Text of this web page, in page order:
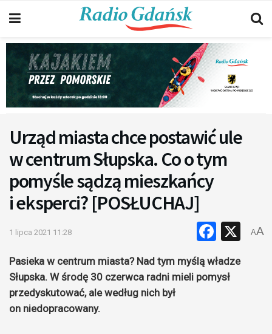
Urząd miasta chce postawić ule
w centrum Słupska. Co o tym
pomyśle sądzą mieszkańcy
i eksperci? [POSŁUCHAJ]
1 lipca 2021 11:28 X
AA
Pasieka w centrum miasta? Nad tym myślą władze
Słupska. W środę 30 czerwca radni mieli pomysł
przedyskutować, ale według nich był
on niedopracowany.